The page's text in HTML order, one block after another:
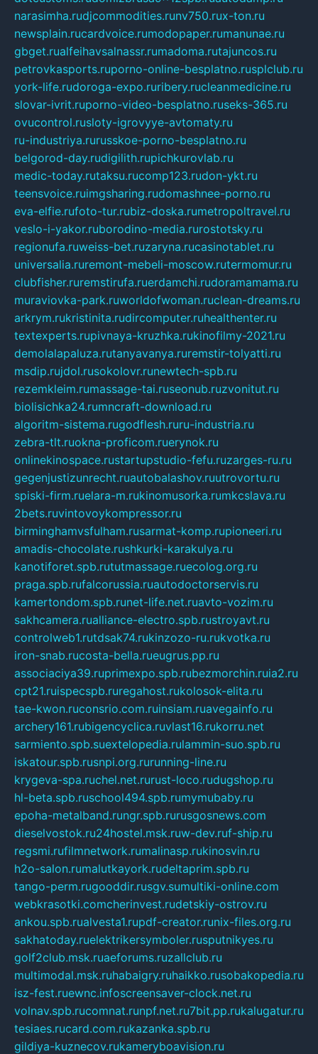
narasimha.rudjcommodities.runv750.rux-ton.ru
newsplain.rucardvoice.rumodopaper.rumanunae.ru
gbget.rualfeihavsalnassr.rumadoma.rutajuncos.ru
petrovkasports.ruporno-online-besplatno.rusplclub.ru
york-life.rudoroga-expo.ruribery.rucleanmedicine.ru
slovar-ivrit.ruporno-video-besplatno.ruseks-365.ru
ovucontrol.rusloty-igrovyye-avtomaty.ru
ru-industriya.rurusskoe-porno-besplatno.ru
belgorod-day.rudigilith.rupichkurovlab.ru
medic-today.rutaksu.rucomp123.rudon-ykt.ru
teensvoice.ruimgsharing.rudomashnee-porno.ru
eva-elfie.rufoto-tur.rubiz-doska.rumetropoltravel.ru
veslo-i-yakor.ruborodino-media.rurostotsky.ru
regionufa.ruweiss-bet.ruzaryna.rucasinotablet.ru
universalia.ruremont-mebeli-moscow.rutermomur.ru
clubfisher.ruremstirufa.ruerdamchi.rudoramamama.ru
muraviovka-park.ruworldofwoman.ruclean-dreams.ru
arkrym.rukristinita.rudircomputer.ruhealthenter.ru
textexperts.rupivnaya-kruzhka.rukinofilmy-2021.ru
demolalapaluza.rutanyavanya.ruremstir-tolyatti.ru
msdip.rujdol.rusokolovr.runewtech-spb.ru
rezemkleim.rumassage-tai.ruseonub.ruzvonitut.ru
biolisichka24.rumncraft-download.ru
algoritm-sistema.rugodflesh.ruru-industria.ru
zebra-tlt.ruokna-proficom.ruerynok.ru
onlinekinospace.rustartupstudio-fefu.ruzarges-ru.ru
gegenjustizunrecht.ruautobalashov.ruutrovortu.ru
spiski-firm.ruelara-m.rukinomusorka.rumkcslava.ru
2bets.ruvintovoykompressor.ru
birminghamvsfulham.rusarmat-komp.rupioneeri.ru
amadis-chocolate.rushkurki-karakulya.ru
kanotiforet.spb.rututmassage.ruecolog.org.ru
praga.spb.rufalcorussia.ruautodoctorservis.ru
kamertondom.spb.runet-life.net.ruavto-vozim.ru
sakhcamera.rualliance-electro.spb.rustroyavt.ru
controlweb1.rutdsak74.rukinzozo-ru.rukvotka.ru
iron-snab.rucosta-bella.rueugrus.pp.ru
associaciya39.ruprimexpo.spb.rubezmorchin.ruia2.ru
cpt21.ruispecspb.ruregahost.rukolosok-elita.ru
tae-kwon.ruconsrio.com.ruinsiam.ruavegainfo.ru
archery161.rubigencyclica.ruvlast16.rukorru.net
sarmiento.spb.suextelopedia.rulammin-suo.spb.ru
iskatour.spb.rusnpi.org.rurunning-line.ru
krygeva-spa.ruchel.net.rurust-loco.rudugshop.ru
hl-beta.spb.ruschool494.spb.rumymubaby.ru
epoha-metalband.rungr.spb.rurusgosnews.com
dieselvostok.ru24hostel.msk.ruw-dev.ruf-ship.ru
regsmi.rufilmnetwork.rumalinasp.rukinosvin.ru
h2o-salon.rumalutkayork.rudeltaprim.spb.ru
tango-perm.rugooddir.rusgv.sumultiki-online.com
webkrasotki.comcherinvest.rudetskiy-ostrov.ru
ankou.spb.rualvesta1.rupdf-creator.runix-files.org.ru
sakhatoday.ruelektrikersymboler.rusputnikyes.ru
golf2club.msk.ruaeforums.ruzallclub.ru
multimodal.msk.ruhabaigry.ruhaikko.rusobakopedia.ru
isz-fest.ruewnc.infoscreensaver-clock.net.ru
volnav.spb.rucomnat.runpf.net.ru7bit.pp.rukalugatur.ru
tesiaes.rucard.com.rukazanka.spb.ru
gildiya-kuznecov.rukameryboavision.ru